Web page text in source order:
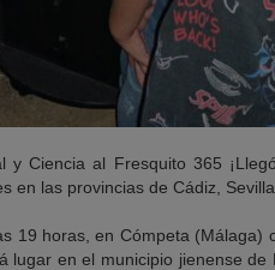
y Ciencia al Fresquito 365
en las provincias de Cádiz,
19 horas, en Cómpeta (Málaga)
lugar en el municipio jienense